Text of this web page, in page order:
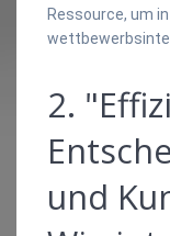
Ressource, um
2.
und